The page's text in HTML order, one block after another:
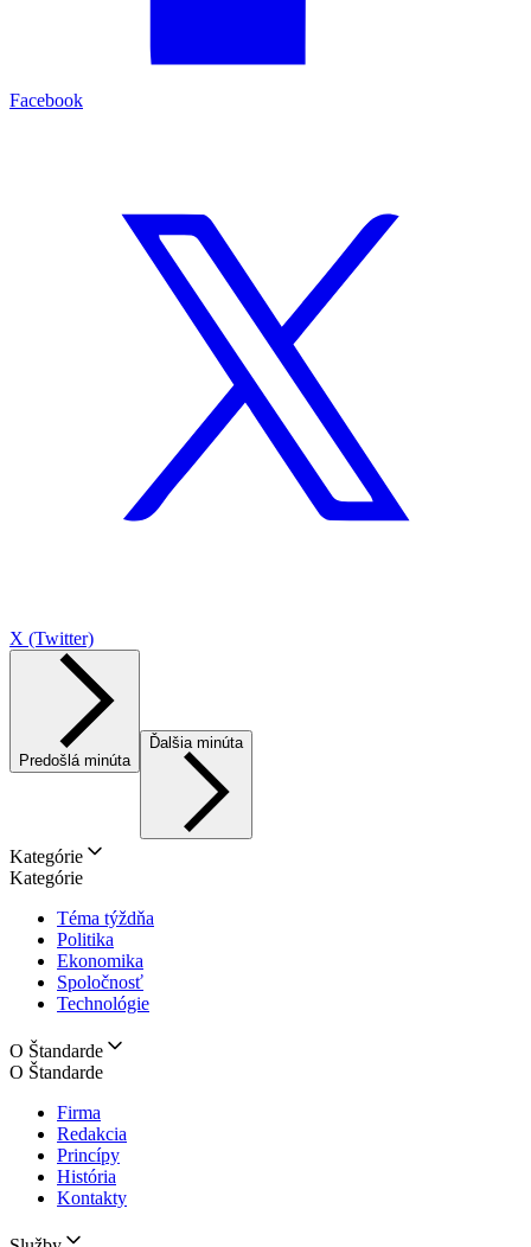
Facebook
X (Twitter)
Predošlá minúta
Ďalšia minúta
Kategórie
Kategórie
Téma týždňa
Politika
Ekonomika
Spoločnosť
Technológie
O Štandarde
O Štandarde
Firma
Redakcia
Princípy
História
Kontakty